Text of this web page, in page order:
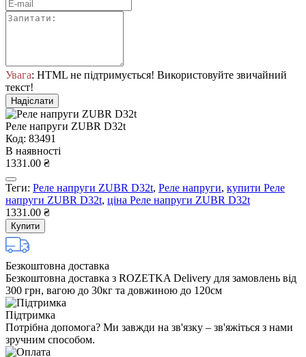
Увага: HTML не підтримується! Використовуйте звичайний
текст!
Надіслати
Реле напруги ZUBR D32t
Код: 83491
В наявності
1331.00 ₴
Теги: Реле напруги ZUBR D32t, Реле напруги, купити Реле
напруги ZUBR D32t, ціна Реле напруги ZUBR D32t
1331.00 ₴
Купити
Безкоштовна доставка
Безкоштовна доставка з ROZETKA Delivery для замовлень від
300 грн, вагою до 30кг та довжиною до 120см
Підтримка
Потрібна допомога? Ми завжди на зв'язку – зв'яжіться з нами
зручним способом.